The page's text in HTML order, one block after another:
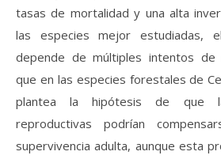
tasas de mortalidad y una alta
las especies mejor estudiadas,
depende de múltiples intentos de
que en las especies forestales de
plantea la hipótesis de que
reproductivas podrían
supervivencia adulta, aunque esta